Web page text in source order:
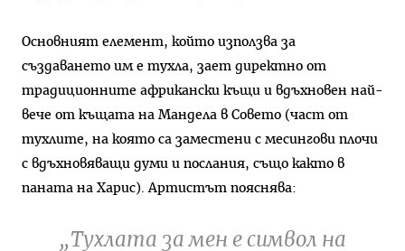
Основният елемент, който използва за
създаването им е тухла, зает директно от
традиционните африкански къщи и вдъхновен най-
вече от къщата на Мандела в Совето (част от
тухлите, на която са заместени с месингови плочи
с вдъхновяващи думи и послания, също както в
паната на Харис). Артистът пояснява:
„Тухлата за мен е символ на